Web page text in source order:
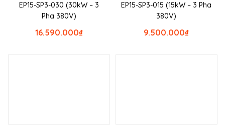
EP15-SP3-030 (30kW – 3
Pha 380V)
₫
16.590.000
EP15-SP3-015 (15kW – 3 Pha
380V)
₫
9.500.000